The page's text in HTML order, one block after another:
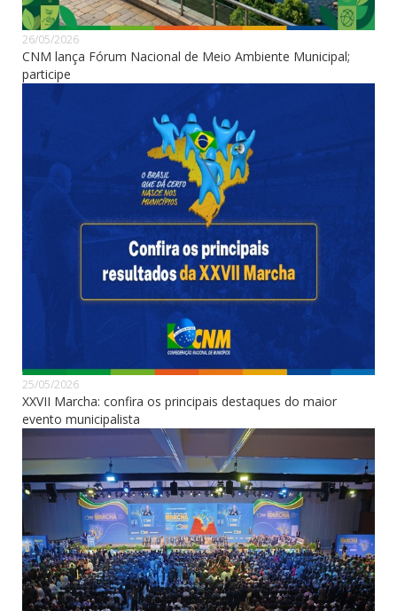
26/05/2026
CNM lança Fórum Nacional de Meio Ambiente Municipal;
participe
25/05/2026
XXVII Marcha: confira os principais destaques do maior
evento municipalista